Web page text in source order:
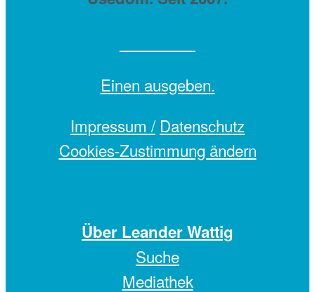
Einen ausgeben.
Impressum / Datenschutz
Cookies-Zustimmung ändern
Über Leander Wattig
Suche
Mediathek